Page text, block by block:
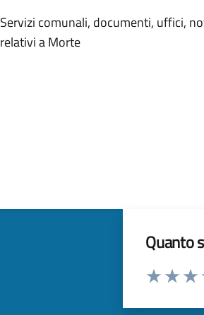
Dettagli della
Servizi comunali, documenti, uffici,
relativi a Morte
Quanto
Valuta da 1 a